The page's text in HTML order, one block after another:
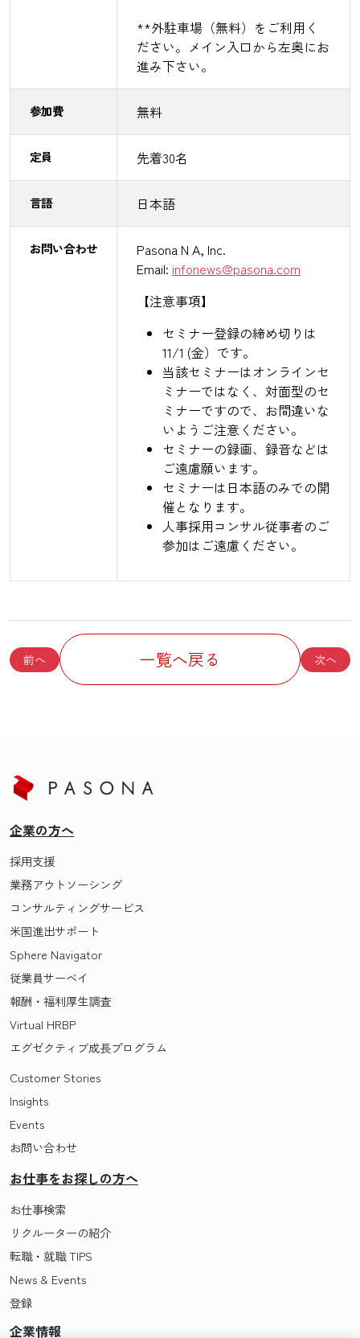
**外駐車場（無料）をご利用く
ださい。メイン入口から左奥にお
進み下さい。
参加費 無料
定員 先着30名
言語 日本語
お問い合わせ
Pasona N A, Inc.
Email: infonews@pasona.com
【注意事項】
セミナー登録の締め切りは
11/1 (金）です。
当該セミナーはオンラインセ
ミナーではなく、対面型のセ
ミナーですので、お間違いな
いようご注意ください。
セミナーの録画、録音などは
ご遠慮願います。
セミナーは日本語のみでの開
催となります。
人事採用コンサル従事者のご
参加はご遠慮ください。
前へ 一覧へ戻る 次へ
企業の方へ
採用支援
業務アウトソーシング
コンサルティングサービス
米国進出サポート
Sphere Navigator
従業員サーベイ
報酬・福利厚生調査
Virtual HRBP
エグゼクティブ成長プログラム
Customer Stories
Insights
Events
お問い合わせ
お仕事をお探しの方へ
お仕事検索
リクルーターの紹介
転職・就職 TIPS
News & Events
登録
企業情報